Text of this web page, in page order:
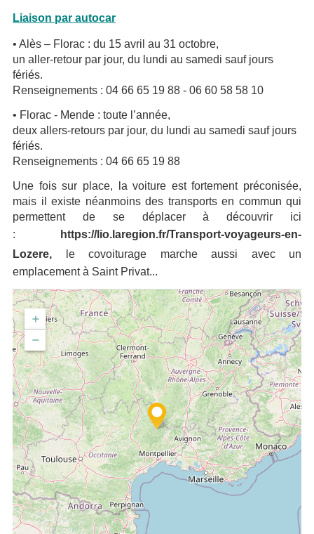
Liaison par autocar
• Alès – Florac : du 15 avril au 31 octobre,
un aller-retour par jour, du lundi au samedi sauf jours
fériés.
Renseignements : 04 66 65 19 88 - 06 60 58 58 10
• Florac - Mende : toute l’année,
deux allers-retours par jour, du lundi au samedi sauf jours
fériés.
Renseignements : 04 66 65 19 88
Une fois sur place, la voiture est fortement préconisée,
mais il existe néanmoins des transports en commun qui
permettent de se déplacer à découvrir ici
:
https://lio.laregion.fr/Transport-voyageurs-en-
Lozere, le covoiturage marche aussi avec un
emplacement à Saint Privat...